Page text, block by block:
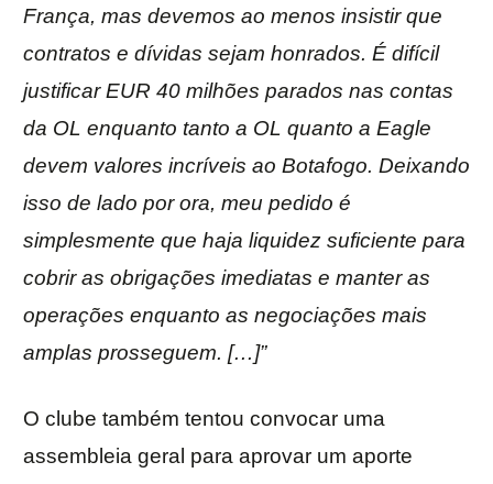
França, mas devemos ao menos insistir que
contratos e dívidas sejam honrados. É difícil
justificar EUR 40 milhões parados nas contas
da OL enquanto tanto a OL quanto a Eagle
devem valores incríveis ao Botafogo. Deixando
isso de lado por ora, meu pedido é
simplesmente que haja liquidez suficiente para
cobrir as obrigações imediatas e manter as
operações enquanto as negociações mais
amplas prosseguem. […]”
O clube também tentou convocar uma
assembleia geral para aprovar um aporte